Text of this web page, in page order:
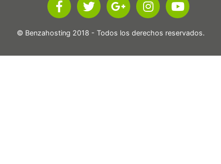
© Benzahosting 2018 - Todos los derechos reservados.